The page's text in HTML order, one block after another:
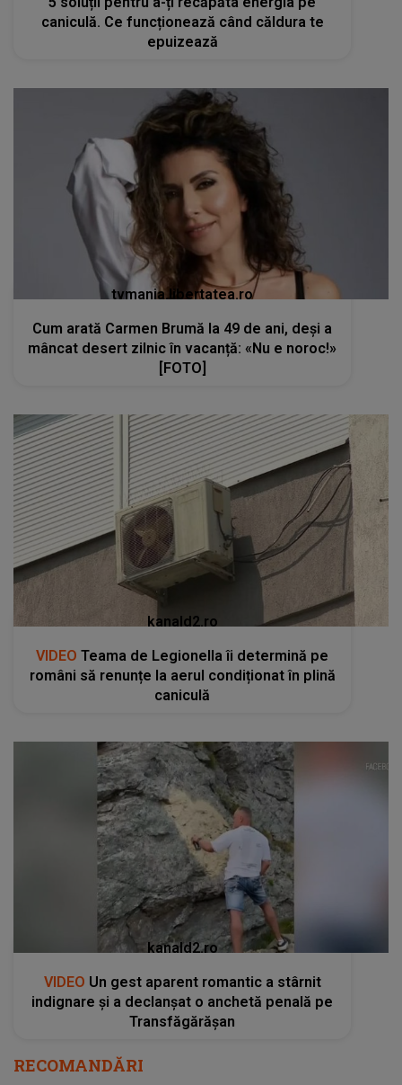
caniculă. Ce funcționează când căldura te
epuizează
tvmania.libertatea.ro
Cum arată Carmen Brumă la 49 de ani, deși a
mâncat desert zilnic în vacanță: «Nu e noroc!»
[FOTO]
kanald2.ro
VIDEO Teama de Legionella îi determină pe
români să renunțe la aerul condiționat în plină
caniculă
kanald2.ro
VIDEO Un gest aparent romantic a stârnit
indignare și a declanșat o anchetă penală pe
Transfăgărășan
RECOMANDĂRI